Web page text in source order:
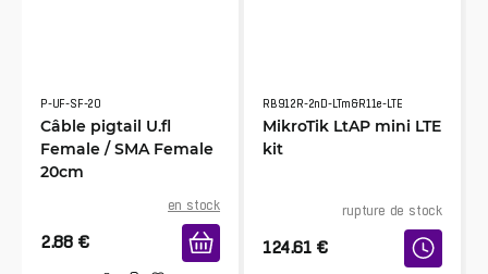
P-UF-SF-20
Câble pigtail U.fl
Female / SMA Female
20cm
en stock
2.88 €
RB912R-2nD-LTm&R11e-LTE
MikroTik LtAP mini LTE
kit
rupture de stock
124.61 €